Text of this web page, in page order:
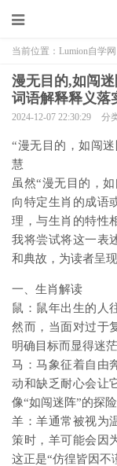
当前位置： Lumion自学网
漫无目的,如闯
词语解释释义落
2024-12-07 22:30:29 分
“漫无目的，如闯
慧
虽然“漫无目的，
向特定生肖的成语
理，与生肖的特性
我将尝试将这一表
和典故，为读者呈
一、生肖解读
鼠：鼠年出生的人
然而，当面对过于
明确目标而显得迷
马：马象征着自由
动和缺乏耐心会让
像“如闯迷阵”的探险
羊：羊通常被视为
策时，羊可能会因
这正是“仿徨皆因不